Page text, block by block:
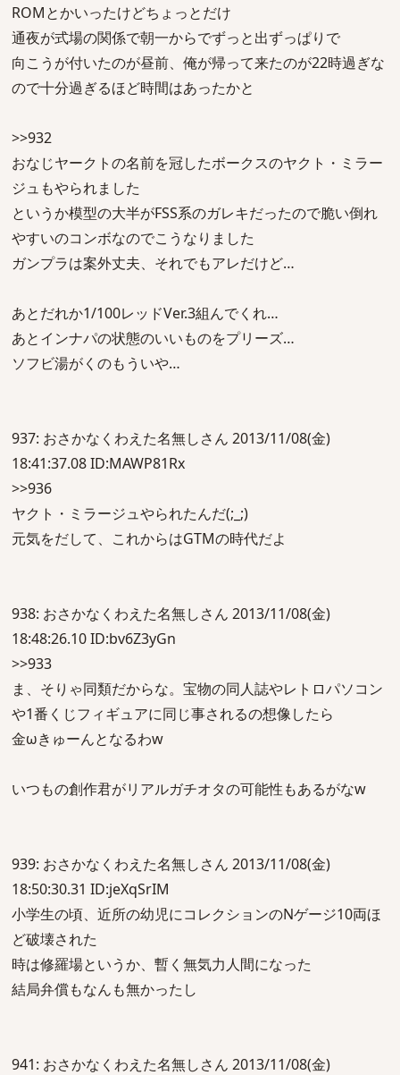
ROMとかいったけどちょっとだけ
通夜が式場の関係で朝一からでずっと出ずっぱりで
向こうが付いたのが昼前、俺が帰って来たのが22時過ぎな
ので十分過ぎるほど時間はあったかと
>>932
おなじヤークトの名前を冠したボークスのヤクト・ミラー
ジュもやられました
というか模型の大半がFSS系のガレキだったので脆い倒れ
やすいのコンボなのでこうなりました
ガンプラは案外丈夫、それでもアレだけど…
あとだれか1/100レッドVer.3組んでくれ…
あとインナパの状態のいいものをプリーズ…
ソフビ湯がくのもういや…
937: おさかなくわえた名無しさん 2013/11/08(金)
18:41:37.08 ID:MAWP81Rx
>>936
ヤクト・ミラージュやられたんだ(;_;)
元気をだして、これからはGTMの時代だよ
938: おさかなくわえた名無しさん 2013/11/08(金)
18:48:26.10 ID:bv6Z3yGn
>>933
ま、そりゃ同類だからな。宝物の同人誌やレトロパソコン
や1番くじフィギュアに同じ事されるの想像したら
金ωきゅーんとなるわw
いつもの創作君がリアルガチオタの可能性もあるがなw
939: おさかなくわえた名無しさん 2013/11/08(金)
18:50:30.31 ID:jeXqSrIM
小学生の頃、近所の幼児にコレクションのNゲージ10両ほ
ど破壊された
時は修羅場というか、暫く無気力人間になった
結局弁償もなんも無かったし
941: おさかなくわえた名無しさん 2013/11/08(金)